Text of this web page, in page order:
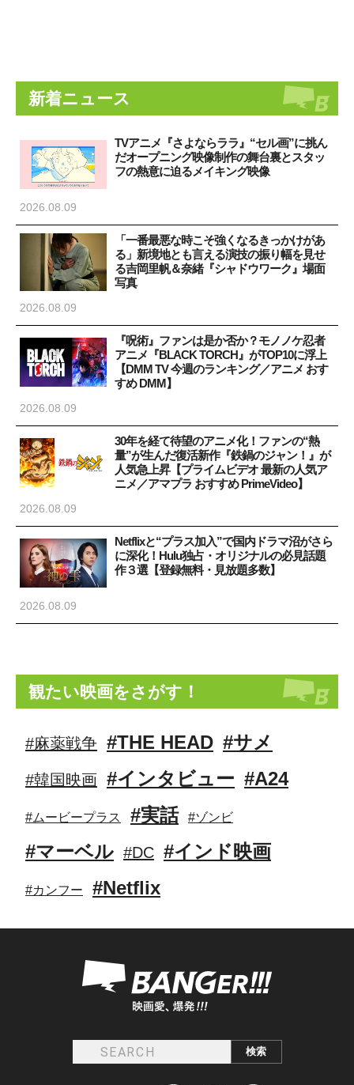
新着ニュース
TVアニメ『さよならララ』“セル画”に挑ん
だオープニング映像制作の舞台裏とスタッ
フの熱意に迫るメイキング映像
2026.08.09
「一番最悪な時こそ強くなるきっかけがあ
る」新境地とも言える演技の振り幅を見せ
る吉岡里帆＆奈緒『シャドウワーク』場面
写真
2026.08.09
『呪術』ファンは是か否か？モノノケ忍者
アニメ『BLACK TORCH』がTOP10に浮上
【DMM TV 今週のランキング／アニメ おす
すめ DMM】
2026.08.09
30年を経て待望のアニメ化！ファンの“熱
量”が生んだ復活新作『鉄鍋のジャン！』が
人気急上昇【プライムビデオ 最新の人気ア
ニメ／アマプラ おすすめ PrimeVideo】
2026.08.09
Netflixと“プラス加入”で国内ドラマ沼がさら
に深化！Hulu独占・オリジナルの必見話題
作３選【登録無料・見放題多数】
2026.08.09
観たい映画をさがす！
#麻薬戦争 #THE HEAD #サメ
#韓国映画 #インタビュー #A24
#ムービープラス #実話 #ゾンビ
#マーベル #DC #インド映画
#カンフー #Netflix